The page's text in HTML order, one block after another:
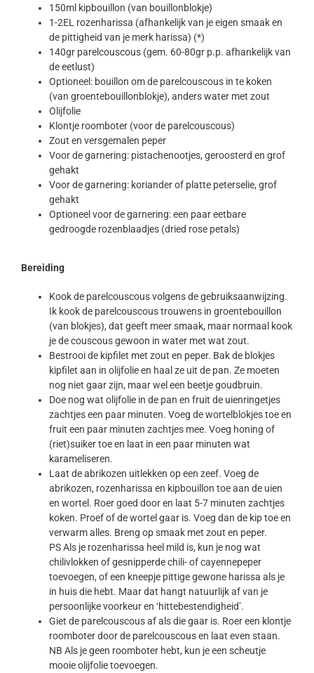
150ml kipbouillon (van bouillonblokje)
1-2EL rozenharissa (afhankelijk van je eigen smaak en
de pittigheid van je merk harissa) (*)
140gr parelcouscous (gem. 60-80gr p.p. afhankelijk van
de eetlust)
Optioneel: bouillon om de parelcouscous in te koken
(van groentebouillonblokje), anders water met zout
Olijfolie
Klontje roomboter (voor de parelcouscous)
Zout en versgemalen peper
Voor de garnering: pistachenootjes, geroosterd en grof
gehakt
Voor de garnering: koriander of platte peterselie, grof
gehakt
Optioneel voor de garnering: een paar eetbare
gedroogde rozenblaadjes (dried rose petals)
Bereiding
Kook de parelcouscous volgens de gebruiksaanwijzing.
Ik kook de parelcouscous trouwens in groentebouillon
(van blokjes), dat geeft meer smaak, maar normaal kook
je de couscous gewoon in water met wat zout.
Bestrooi de kipfilet met zout en peper. Bak de blokjes
kipfilet aan in olijfolie en haal ze uit de pan. Ze moeten
nog niet gaar zijn, maar wel een beetje goudbruin.
Doe nog wat olijfolie in de pan en fruit de uienringetjes
zachtjes een paar minuten. Voeg de wortelblokjes toe en
fruit een paar minuten zachtjes mee. Voeg honing of
(riet)suiker toe en laat in een paar minuten wat
karameliseren.
Laat de abrikozen uitlekken op een zeef. Voeg de
abrikozen, rozenharissa en kipbouillon toe aan de uien
en wortel. Roer goed door en laat 5-7 minuten zachtjes
koken. Proef of de wortel gaar is. Voeg dan de kip toe en
verwarm alles. Breng op smaak met zout en peper.
PS Als je rozenharissa heel mild is, kun je nog wat
chilivlokken of gesnipperde chili- of cayennepeper
toevoegen, of een kneepje pittige gewone harissa als je
in huis die hebt. Maar dat hangt natuurlijk af van je
persoonlijke voorkeur en ‘hittebestendigheid’.
Giet de parelcouscous af als die gaar is. Roer een klontje
roomboter door de parelcouscous en laat even staan.
NB Als je geen roomboter hebt, kun je een scheutje
mooie olijfolie toevoegen.